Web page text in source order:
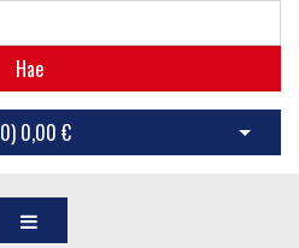
Hae
0) 0,00 € Avaa